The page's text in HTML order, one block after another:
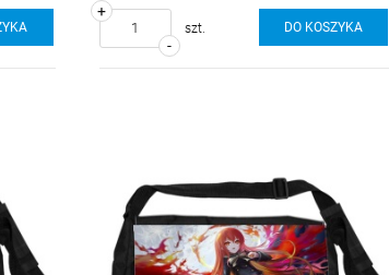
-
+
szt. DO KOSZYKA